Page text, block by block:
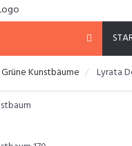
Grüne Kunstbäume Lyrata